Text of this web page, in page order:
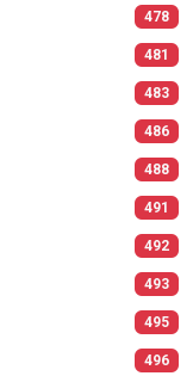
478
481
483
486
488
491
492
493
495
496